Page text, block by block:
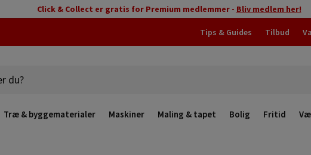
Click & Collect er gratis for Premium medlemmer - Bliv medlem her!
Tips & Guides Tilbud
Træ & byggematerialer Maskiner Maling & tapet Bolig Fritid